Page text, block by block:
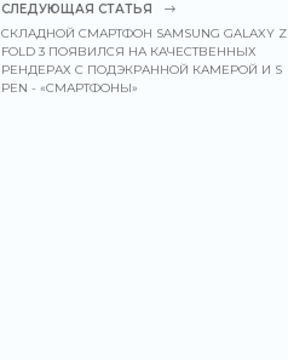
СЛЕДУЮЩАЯ СТАТЬЯ
СКЛАДНОЙ СМАРТФОН SAMSUNG GALAXY Z
FOLD 3 ПОЯВИЛСЯ НА КАЧЕСТВЕННЫХ
РЕНДЕРАХ С ПОДЭКРАННОЙ КАМЕРОЙ И S
PEN - «СМАРТФОНЫ»